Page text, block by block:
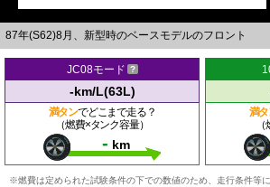
87年(S62)8月、新型時のベースモデルのフロント
JC08モード
-km/L(63L)
満タンでどこまで走る？
（燃費×タンク容量）
- km
満
※燃費は定められた試験条件の下での数値のため、走行条件等